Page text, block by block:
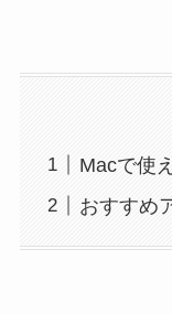
Macで使
おすすめ